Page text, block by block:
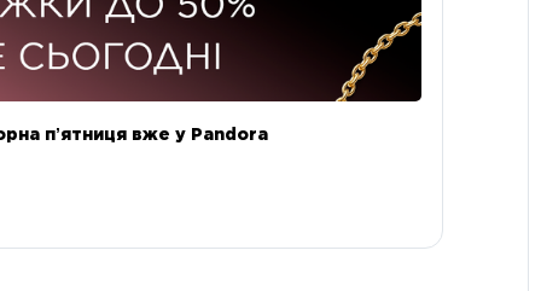
пʼятниця вже у Pandora